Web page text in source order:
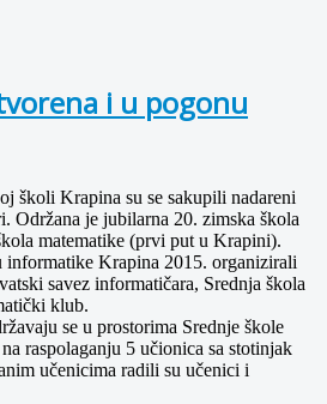
i u pogonu
školi Krapina su se sakupili nadareni
Održana je jubilarna 20. zimska škola
matematike (prvi put u Krapini).
informatike Krapina 2015. organizirali
savez informatičara, Srednja škola
klub.
se u prostorima Srednje škole
raspolaganju 5 učionica sa stotinjak
učenicima radili su učenici i